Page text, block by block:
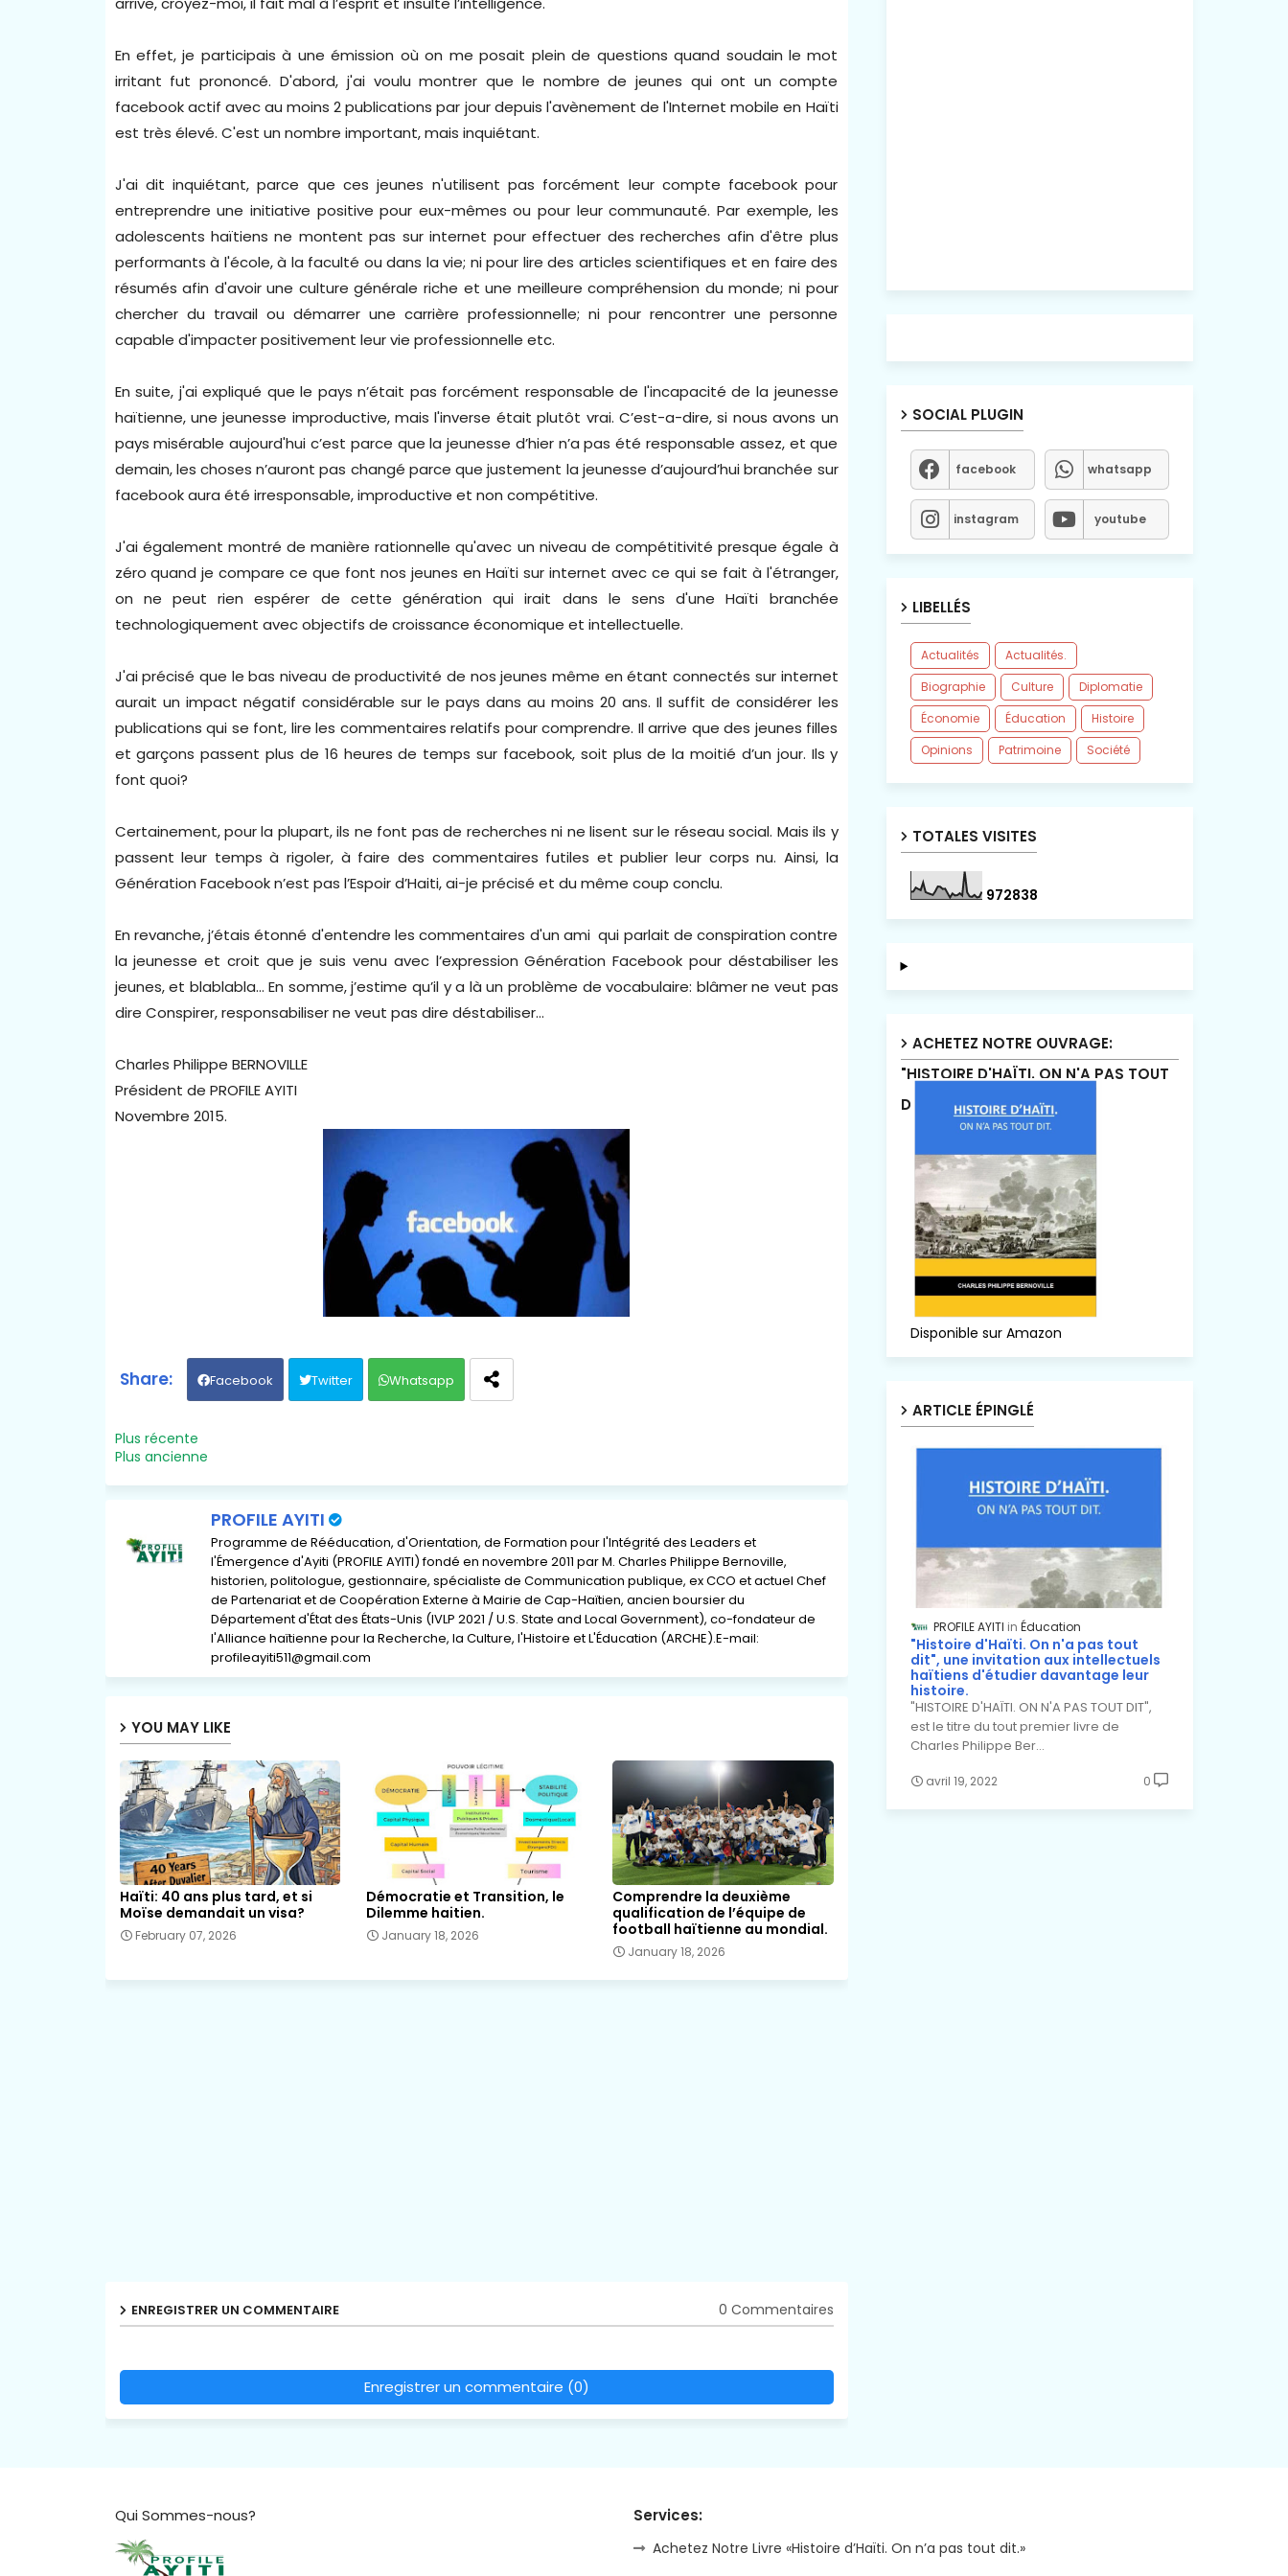
En effet, je participais à une émission où on me posait plein de questions quand soudain le mot
irritant fut prononcé. D'abord, j'ai voulu montrer que le nombre de jeunes qui ont un compte
facebook actif avec au moins 2 publications par jour depuis l'avènement de l'Internet mobile en Haïti
est très élevé. C'est un nombre important, mais inquiétant.
J'ai dit inquiétant, parce que ces jeunes n'utilisent pas forcément leur compte facebook pour
entreprendre une initiative positive pour eux-mêmes ou pour leur communauté. Par exemple, les
adolescents haïtiens ne montent pas sur internet pour effectuer des recherches afin d'être plus
performants à l'école, à la faculté ou dans la vie; ni pour lire des articles scientifiques et en faire des
résumés afin d'avoir une culture générale riche et une meilleure compréhension du monde; ni pour
chercher du travail ou démarrer une carrière professionnelle; ni pour rencontrer une personne
capable d'impacter positivement leur vie professionnelle etc.
En suite, j'ai expliqué que le pays n’était pas forcément responsable de l'incapacité de la jeunesse
haïtienne, une jeunesse improductive, mais l'inverse était plutôt vrai. C’est-a-dire, si nous avons un
pays misérable aujourd'hui c’est parce que la jeunesse d’hier n’a pas été responsable assez, et que
demain, les choses n’auront pas changé parce que justement la jeunesse d’aujourd’hui branchée sur
facebook aura été irresponsable, improductive et non compétitive.
J'ai également montré de manière rationnelle qu'avec un niveau de compétitivité presque égale à
zéro quand je compare ce que font nos jeunes en Haïti sur internet avec ce qui se fait à l'étranger,
on ne peut rien espérer de cette génération qui irait dans le sens d'une Haïti branchée
technologiquement avec objectifs de croissance économique et intellectuelle.
J'ai précisé que le bas niveau de productivité de nos jeunes même en étant connectés sur internet
aurait un impact négatif considérable sur le pays dans au moins 20 ans. Il suffit de considérer les
publications qui se font, lire les commentaires relatifs pour comprendre. Il arrive que des jeunes filles
et garçons passent plus de 16 heures de temps sur facebook, soit plus de la moitié d’un jour. Ils y
font quoi?
Certainement, pour la plupart, ils ne font pas de recherches ni ne lisent sur le réseau social. Mais ils y
passent leur temps à rigoler, à faire des commentaires futiles et publier leur corps nu. Ainsi, la
Génération Facebook n’est pas l’Espoir d’Haiti, ai-je précisé et du même coup conclu.
En revanche, j’étais étonné d'entendre les commentaires d'un ami qui parlait de conspiration contre
la jeunesse et croit que je suis venu avec l’expression Génération Facebook pour déstabiliser les
jeunes, et blablabla… En somme, j’estime qu’il y a là un problème de vocabulaire: blâmer ne veut pas
dire Conspirer, responsabiliser ne veut pas dire déstabiliser…
Charles Philippe BERNOVILLE
Président de PROFILE AYITI
Novembre 2015.
Facebook Twitter Whatsapp
Plus récente
Plus ancienne
PROFILE AYITI
Programme de Rééducation, d'Orientation, de Formation pour l'Intégrité des Leaders et
l'Émergence d'Ayiti (PROFILE AYITI) fondé en novembre 2011 par M. Charles Philippe Bernoville,
historien, politologue, gestionnaire, spécialiste de Communication publique, ex CCO et actuel Chef
de Partenariat et de Coopération Externe à Mairie de Cap-Haïtien, ancien boursier du
Département d'État des États-Unis (IVLP 2021 / U.S. State and Local Government), co-fondateur de
l'Alliance haïtienne pour la Recherche, la Culture, l'Histoire et L'Éducation (ARCHE).E-mail:
profileayiti511@gmail.com
YOU MAY LIKE
Haïti: 40 ans plus tard, et si
Moïse demandait un visa?
February 07, 2026
Démocratie et Transition, le
Dilemme haitien.
January 18, 2026
Comprendre la deuxième
qualification de l’équipe de
football haïtienne au mondial.
January 18, 2026
ENREGISTRER UN COMMENTAIRE 0 Commentaires
Enregistrer un commentaire (0)
SOCIAL PLUGIN
facebook whatsapp
instagram youtube
LIBELLÉS
Actualités
Actualités.
Biographie
Culture
Diplomatie
Économie
Éducation
Histoire
Opinions
Patrimoine Société
TOTALES VISITES
972838
ACHETEZ NOTRE OUVRAGE:
"HISTOIRE D'HAÏTI. ON N'A PAS TOUT
DIT"!.
Disponible sur Amazon
ARTICLE ÉPINGLÉ
PROFILE AYITI Éducation
"Histoire d'Haïti. On n'a pas tout
dit", une invitation aux intellectuels
haïtiens d'étudier davantage leur
histoire.
"HISTOIRE D'HAÏTI. ON N'A PAS TOUT DIT",
est le titre du tout premier livre de
Charles Philippe Ber…
avril 19, 2022 0
Qui Sommes-nous? Services:
Achetez Notre Livre «Histoire d’Haïti. On n’a pas tout dit.»